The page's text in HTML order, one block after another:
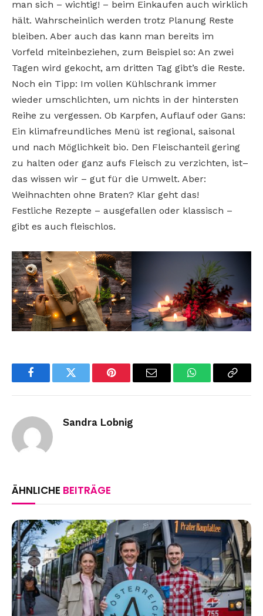
man sich – wichtig! – beim Einkaufen auch wirklich
hält. Wahrscheinlich werden trotz Planung Reste
bleiben. Aber auch das kann man bereits im
Vorfeld miteinbeziehen, zum Beispiel so: An zwei
Tagen wird gekocht, am dritten Tag gibt’s die Reste.
Noch ein Tipp: Im vollen Kühlschrank immer
wieder umschlichten, um nichts in der hintersten
Reihe zu vergessen. Ob Karpfen, Auflauf oder Gans:
Ein klimafreundliches Menü ist regional, saisonal
und nach Möglichkeit bio. Den Fleischanteil gering
zu halten oder ganz aufs Fleisch zu verzichten, ist–
das wissen wir – gut für die Umwelt. Aber:
Weihnachten ohne Braten? Klar geht das!
Festliche Rezepte – ausgefallen oder klassisch –
gibt es auch fleischlos.
FacebookTwitter Pinterest Email WhatsAppCopy
Sandra Lobnig
ÄHNLICHE BEITRÄGE